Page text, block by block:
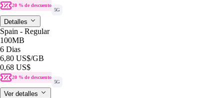
20 % de descuento
5G
Detalles
Spain - Regular
100MB
6 Dias
6,80 US$/GB
0,68 US$
20 % de descuento
5G
Ver detalles